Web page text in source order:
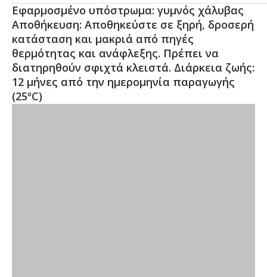
Εφαρμοσμένο υπόστρωμα: γυμνός χάλυβας
Αποθήκευση: Αποθηκεύστε σε ξηρή, δροσερή
κατάσταση και μακριά από πηγές
θερμότητας και ανάφλεξης. Πρέπει να
διατηρηθούν σφιχτά κλειστά. Διάρκεια ζωής:
12 μήνες από την ημερομηνία παραγωγής
(25ºC)